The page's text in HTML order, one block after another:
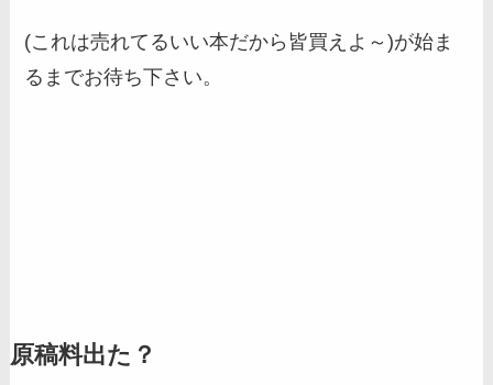
(これは売れてるいい本だから皆買えよ～)が始ま
るまでお待ち下さい。
原稿料出た？